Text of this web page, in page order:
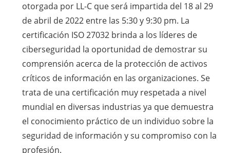
otorgada por LL-C que será impartida del 18 al 29
de abril de 2022 entre las 5:30 y 9:30 pm. La
certificación ISO 27032 brinda a los líderes de
ciberseguridad la oportunidad de demostrar su
comprensión acerca de la protección de activos
críticos de información en las organizaciones. Se
trata de una certificación muy respetada a nivel
mundial en diversas industrias ya que demuestra
el conocimiento práctico de un individuo sobre la
seguridad de información y su compromiso con la
profesión.